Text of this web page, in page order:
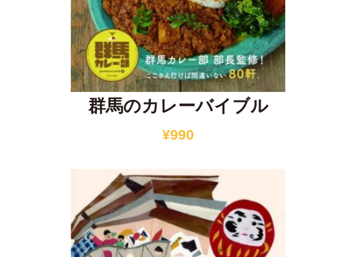
群馬のカレーバイブル
¥990